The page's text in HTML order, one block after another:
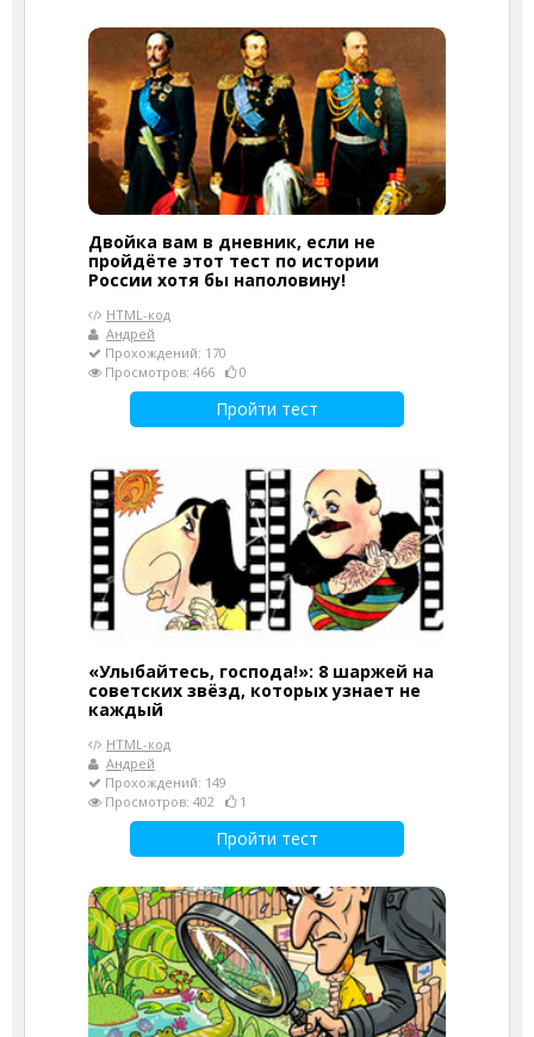
Двойка вам в дневник, если не
пройдёте этот тест по истории
России хотя бы наполовину!
HTML-код
Андрей
Прохождений: 170
Просмотров: 466
0
Пройти тест
«Улыбайтесь, господа!»: 8 шаржей на
советских звёзд, которых узнает не
каждый
HTML-код
Андрей
Прохождений: 149
Просмотров: 402
1
Пройти тест